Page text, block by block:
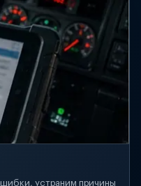
устраним причины